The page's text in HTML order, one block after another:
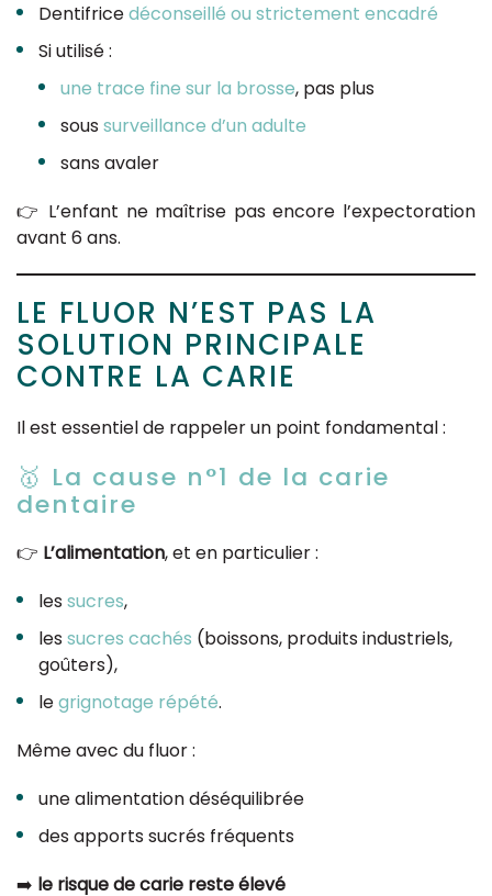
Dentifricedéconseillé ou strictement encadré
Si utilisé :
une trace fine sur la brosse, pas plus
sous surveillance d’un adulte
sans avaler
👉 L’enfant ne maîtrise pas encore l’expectoration
avant 6 ans.
LE FLUOR N’EST PAS LA
SOLUTION PRINCIPALE
CONTRE LA CARIE
Il est essentiel de rappeler un point fondamental :
🥇 La cause n°1 de la carie
dentaire
👉 L’alimentation, et en particulier :
les sucres,
les sucres cachés (boissons, produits industriels,
goûters),
legrignotage répété.
Même avec du fluor :
une alimentation déséquilibrée
des apports sucrés fréquents
➡️ le risque de carie reste élevé